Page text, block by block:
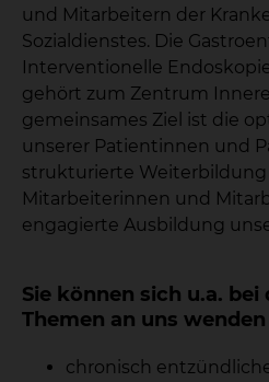
und Mitarbeitern der
Sozialdienstes. Die
Interventionelle
gehört zum Zentrum
gemeinsames Ziel ist die
unserer Patientinnen und
strukturierte Weiterbildung
Mitarbeiterinnen und
engagierte Ausbildung
Sie können sich u.a.
Themen an uns wenden
chronisch